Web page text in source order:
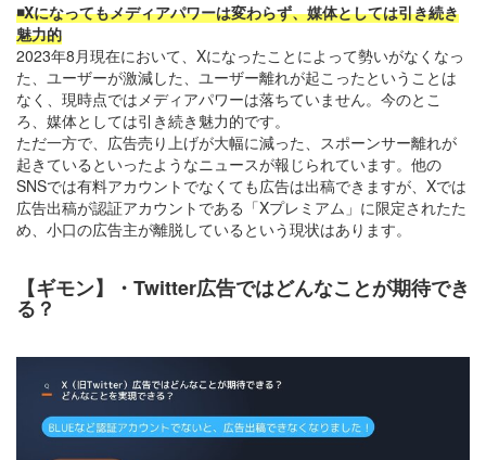
◾️Xになってもメディアパワーは変わらず、媒体としては引き続き
魅力的
2023年8月現在において、Xになったことによって勢いがなくなっ
た、ユーザーが激減した、ユーザー離れが起こったということは
なく、現時点ではメディアパワーは落ちていません。今のとこ
ろ、媒体としては引き続き魅力的です。
ただ一方で、広告売り上げが大幅に減った、スポーンサー離れが
起きているといったようなニュースが報じられています。他の
SNSでは有料アカウントでなくても広告は出稿できますが、Xでは
広告出稿が認証アカウントである「Xプレミアム」に限定されたた
め、小口の広告主が離脱しているという現状はあります。
【ギモン】・Twitter広告ではどんなことが期待でき
る？